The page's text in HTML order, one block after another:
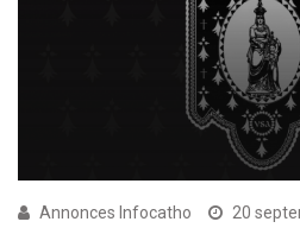
Annonces Infocatho 20